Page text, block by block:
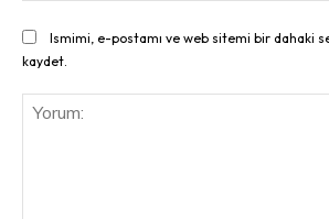
Ismimi, e-postamı ve web sitemi bir dahaki
kaydet.